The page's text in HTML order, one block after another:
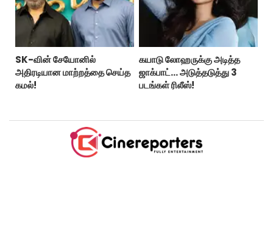
SK-வின் சேயோனில்
அதிரடியான மாற்றத்தை செய்த
கமல்!
கயாடு லோஹருக்கு அடித்த
ஜாக்பாட்... அடுத்தடுத்து 3
படங்கள் ரிலீஸ்!